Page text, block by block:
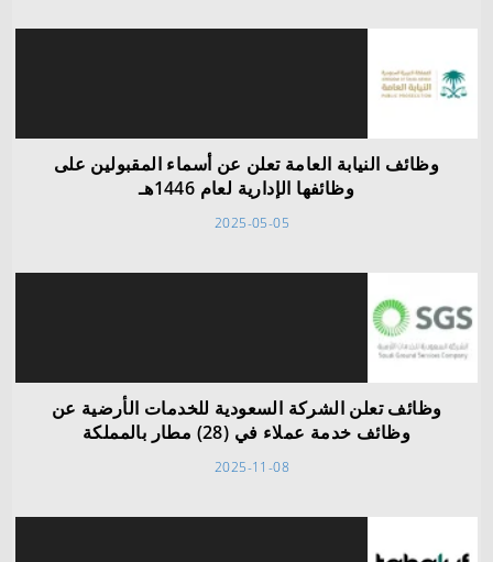
وظائف النيابة العامة تعلن عن أسماء المقبولين على
وظائفها الإدارية لعام 1446هـ
2025-05-05
وظائف تعلن الشركة السعودية للخدمات الأرضية عن
وظائف خدمة عملاء في (28) مطار بالمملكة
2025-11-08